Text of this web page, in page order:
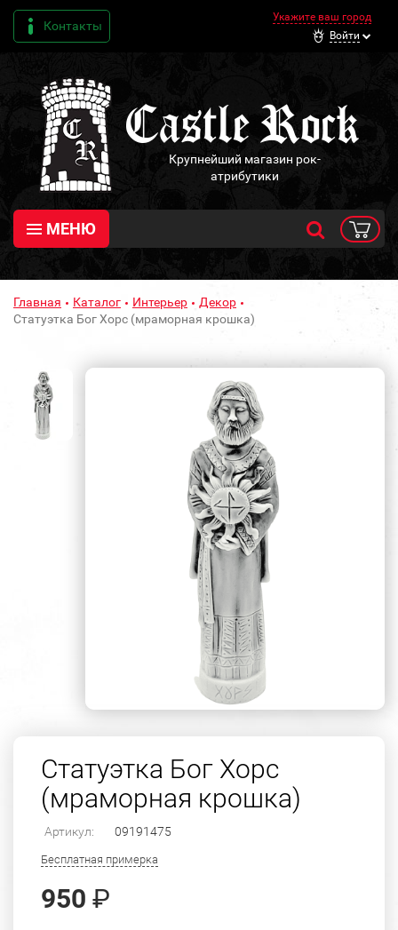
Контакты
Укажите ваш город
Войти
Крупнейший магазин рок-
атрибутики
МЕНЮ
Главная Каталог Интерьер
Декор
Статуэтка Бог Хорс (мраморная крошка)
Статуэтка Бог Хорс
(мраморная крошка)
Артикул: 09191475
Бесплатная примерка
950 ₽